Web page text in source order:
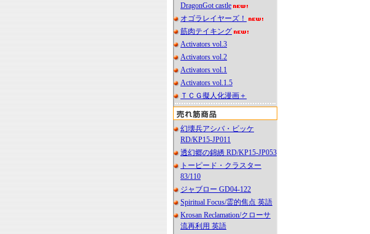
DragonGot castle
オゴラレイヤーズ！
筋肉テイキング
Activators vol.3
Activators vol.2
Activators vol.1
Activators vol.1.5
ＴＣＧ擬人化漫画＋
幻壊兵アシバ・ビッケ
RD/KP15-JP011
透幻郷の錦綉 RD/KP15-JP053
トーピード・クラスター
83/110
ジャブロー GD04-122
Spiritual Focus/霊的焦点 英語
Krosan Reclamation/クローサ
流再利用 英語